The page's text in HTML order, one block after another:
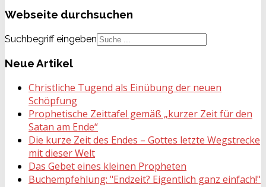
Webseite durchsuchen
Suchbegriff eingeben
NeueArtikel
Christliche Tugend als Einübung der neuen
Schöpfung
Prophetische Zeittafel gemäß „kurzer Zeit für den
Satan am Ende“
Die kurze Zeit des Endes – Gottes letzte Wegstrecke
mit dieser Welt
Das Gebet eines kleinen Propheten
Buchempfehlung: "Endzeit? Eigentlich ganz einfach!"